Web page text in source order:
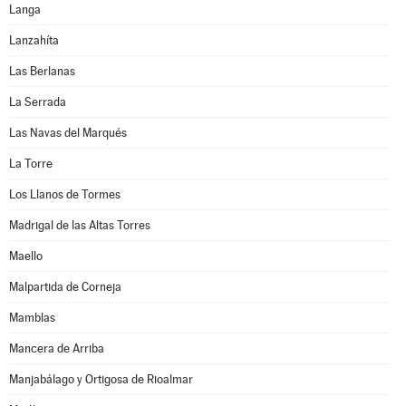
Langa
Lanzahíta
Las Berlanas
La Serrada
Las Navas del Marqués
La Torre
Los Llanos de Tormes
Madrigal de las Altas Torres
Maello
Malpartida de Corneja
Mamblas
Mancera de Arriba
Manjabálago y Ortigosa de Rioalmar